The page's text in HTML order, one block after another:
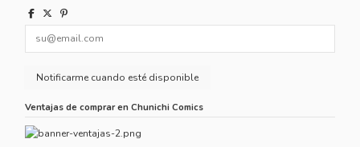
Ventajas de comprar en Chunichi Comics